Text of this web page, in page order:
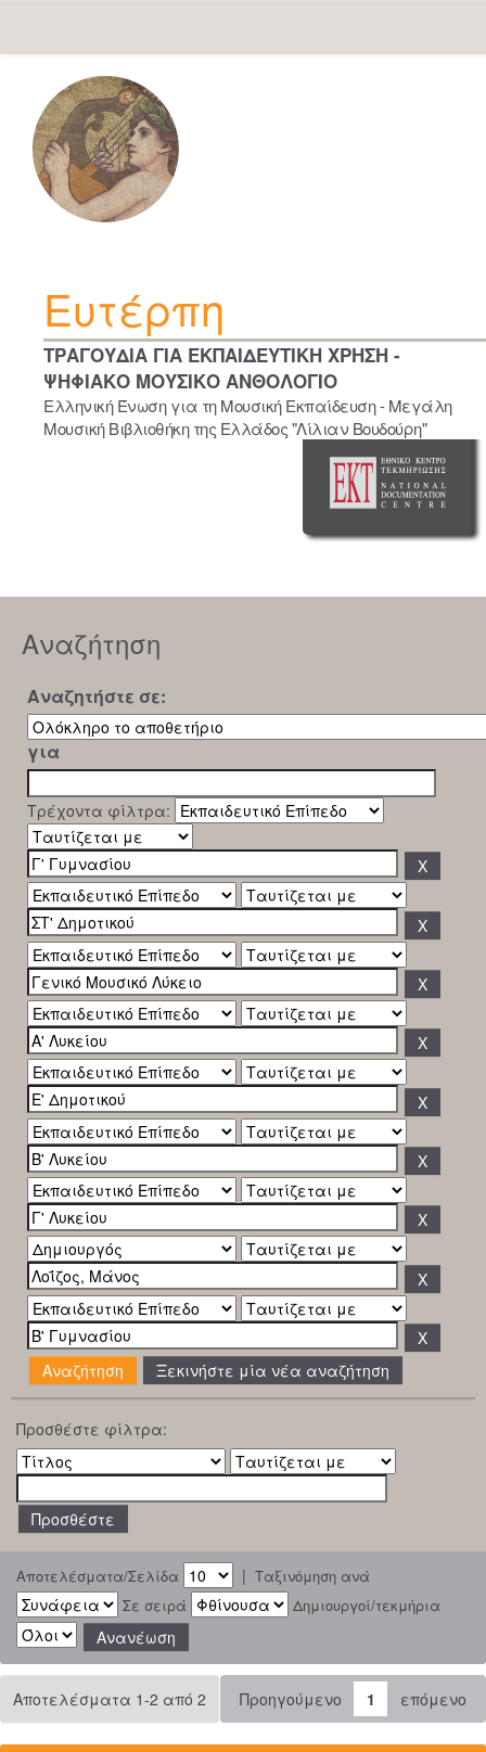
navigation
Ευτέρπη
ΤΡΑΓΟΥΔΙΑ ΓΙΑ ΕΚΠΑΙΔΕΥΤΙΚΗ ΧΡΗΣΗ -
ΨΗΦΙΑΚΟ ΜΟΥΣΙΚΟ ΑΝΘΟΛΟΓΙΟ
Ελληνική Ένωση για τη Μουσική Εκπαίδευση - Μεγάλη
Μουσική Βιβλιοθήκη της Ελλάδος "Λίλιαν Βουδούρη"
Αναζήτηση
Αναζητήστε σε:
για
Τρέχοντα φίλτρα:
Ξεκινήστε μία νέα αναζήτηση
Προσθέστε φίλτρα:
Αποτελέσματα/Σελίδα | Ταξινόμηση ανά
Σε σειρά
Δημιουργοί/τεκμήρια
Αποτελέσματα 1-2 από 2 Προηγούμενο 1 επόμενο